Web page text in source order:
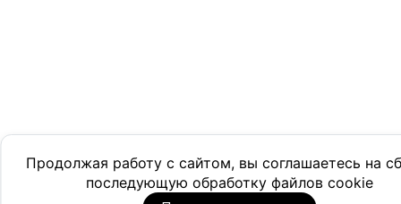
Продолжая работу с сайтом, вы соглашаетесь на
последующую обработку файлов cookie